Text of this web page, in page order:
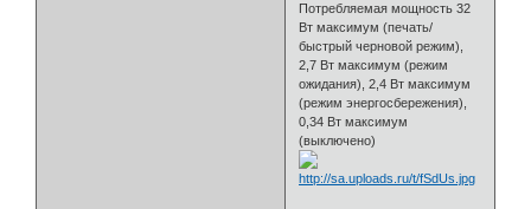
Потребляемая мощность 32
Вт максимум (печать/
быстрый черновой режим),
2,7 Вт максимум (режим
ожидания), 2,4 Вт максимум
(режим энергосбережения),
0,34 Вт максимум
(выключено)